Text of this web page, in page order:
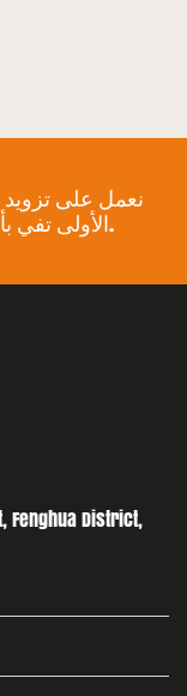
نعمل على تزويد
الأولى تفي بأعمالك التجارية الصغيرة والكبيرة.
Fenghua District,